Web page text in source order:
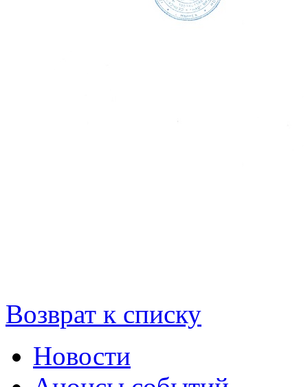
Возврат к списку
Новости